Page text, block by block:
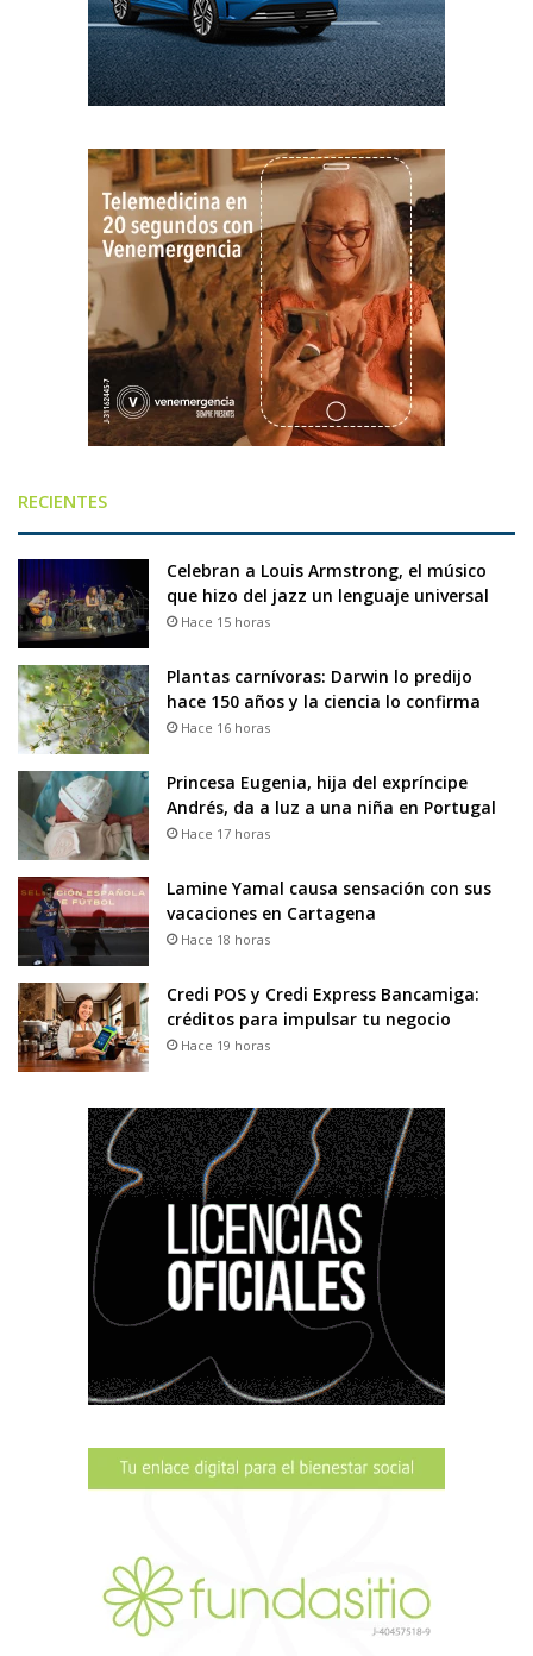
RECIENTES
Celebran a Louis Armstrong, el músico
que hizo del jazz un lenguaje universal
Hace 15 horas
Plantas carnívoras: Darwin lo predijo
hace 150 años y la ciencia lo confirma
Hace 16 horas
Princesa Eugenia, hija del expríncipe
Andrés, da a luz a una niña en Portugal
Hace 17 horas
Lamine Yamal causa sensación con sus
vacaciones en Cartagena
Hace 18 horas
Credi POS y Credi Express Bancamiga:
créditos para impulsar tu negocio
Hace 19 horas